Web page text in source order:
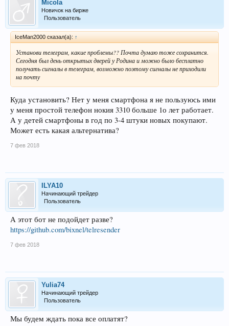
Micola
Новичок на бирже
Пользователь
IceMan2000 сказал(а): ↑
Установи телеграм, какие проблемы?? Почта думаю тоже сохранится.
Сегодня был день открытых дверей у Родина и можно было бесплатно
получать сигналы в телеграм, возможно поэтому сигналы не приходили
на почту
Куда установить? Нет у меня смартфона я не пользуюсь ими
у меня простой телефон нокия 3310 больше 1о лет работает.
А у детей смартфоны в год по 3-4 штуки новых покупают.
Может есть какая альтернатива?
7 фев 2018
ILYA10
Начинающий трейдер
Пользователь
А этот бот не подойдет разве?
https://github.com/bixnel/telresender
7 фев 2018
Yulia74
Начинающий трейдер
Пользователь
Мы будем ждать пока все оплатят?